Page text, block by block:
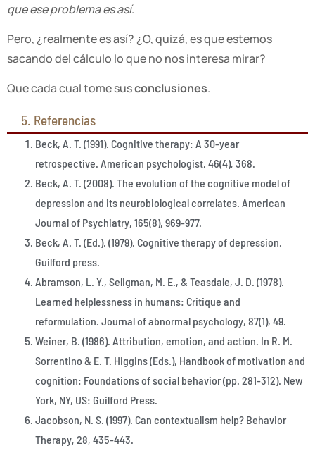
que ese problema es así.
Pero, ¿realmente es así? ¿O, quizá, es que estemos
sacando del cálculo lo que no nos interesa mirar?
Que cada cual tome susconclusiones.
5. Referencias
Beck, A. T. (1991). Cognitive therapy: A 30-year
retrospective. American psychologist, 46(4), 368.
Beck, A. T. (2008). The evolution of the cognitive model of
depression and its neurobiological correlates. American
Journal of Psychiatry, 165(8), 969-977.
Beck, A. T. (Ed.). (1979). Cognitive therapy of depression.
Guilford press.
Abramson, L. Y., Seligman, M. E., & Teasdale, J. D. (1978).
Learned helplessness in humans: Critique and
reformulation. Journal of abnormal psychology, 87(1), 49.
Weiner, B. (1986). Attribution, emotion, and action. In R. M.
Sorrentino & E. T. Higgins (Eds.), Handbook of motivation and
cognition: Foundations of social behavior (pp. 281-312). New
York, NY, US: Guilford Press.
Jacobson, N. S. (1997). Can contextualism help? Behavior
Therapy, 28, 435-443.